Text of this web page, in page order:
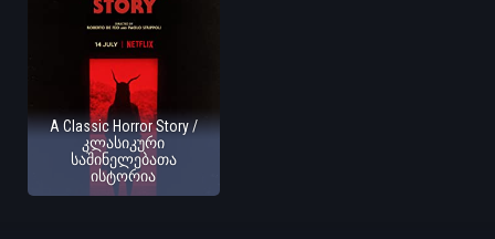
A Classic Horror Story /
კლასიკური
საშინელებათა
ისტორია